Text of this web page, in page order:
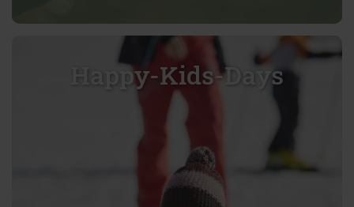
Happy-Kids-Days